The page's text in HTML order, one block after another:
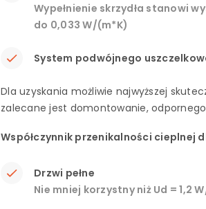
Wypełnienie skrzydła stanowi
do 0,033 W/(m*K)
System podwójnego
Dla uzyskania możliwie najwyższej
zalecane jest domontowanie,
Współczynnik przenikalności cieplnej
Drzwi pełne
Nie mniej korzystny niż Ud = 1,2